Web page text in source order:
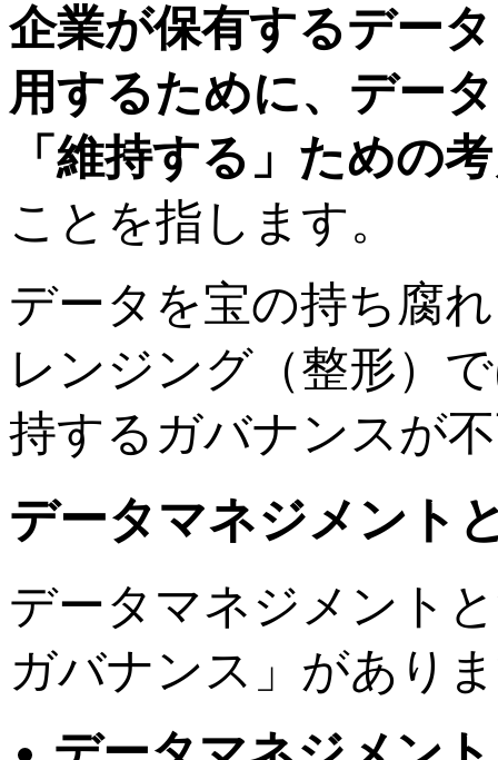
企業が保有するデー
用するために、デー
「維持する」ための
ことを指します。
データを宝の持ち腐
レンジング（整形）
持するガバナンスが
データマネジメント
データマネジメント
ガバナンス」があり